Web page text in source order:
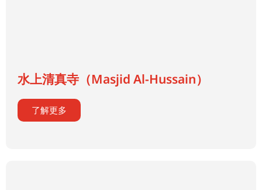
水上清真寺（Masjid Al-Hussain）
了解更多